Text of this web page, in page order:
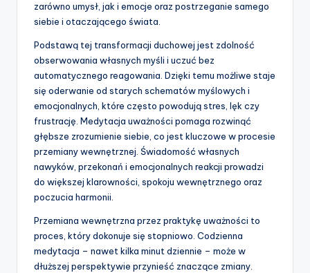
zarówno umysł, jak i emocje oraz postrzeganie samego
siebie i otaczającego świata.
Podstawą tej transformacji duchowej jest zdolność
obserwowania własnych myśli i uczuć bez
automatycznego reagowania. Dzięki temu możliwe staje
się oderwanie od starych schematów myślowych i
emocjonalnych, które często powodują stres, lęk czy
frustrację. Medytacja uważności pomaga rozwinąć
głębsze zrozumienie siebie, co jest kluczowe w procesie
przemiany wewnętrznej. Świadomość własnych
nawyków, przekonań i emocjonalnych reakcji prowadzi
do większej klarowności, spokoju wewnętrznego oraz
poczucia harmonii.
Przemiana wewnętrzna przez praktykę uważności to
proces, który dokonuje się stopniowo. Codzienna
medytacja – nawet kilka minut dziennie – może w
dłuższej perspektywie przynieść znaczące zmiany.